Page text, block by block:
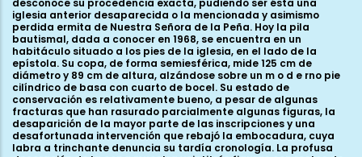
iglesia anterior desaparecida o la mencionada y asimismo
perdida ermita de Nuestra Señora de la Peña. Hoy la pila
bautismal, dada a conocer en 1968, se encuentra en un
habitáculo situado a los pies de la iglesia, en el lado de la
epístola. Su copa, de forma semiesférica, mide 125 cm de
diámetro y 89 cm de altura, alzándose sobre un m o d e rno pie
cilíndrico de basa con cuarto de bocel. Su estado de
conservación es relativamente bueno, a pesar de algunas
fracturas que han rasurado parcialmente algunas figuras, la
desaparición de la mayor parte de las inscripciones y una
desafortunada intervención que rebajó la embocadura, cuya
labra a trinchante denuncia su tardía cronología. La profusa